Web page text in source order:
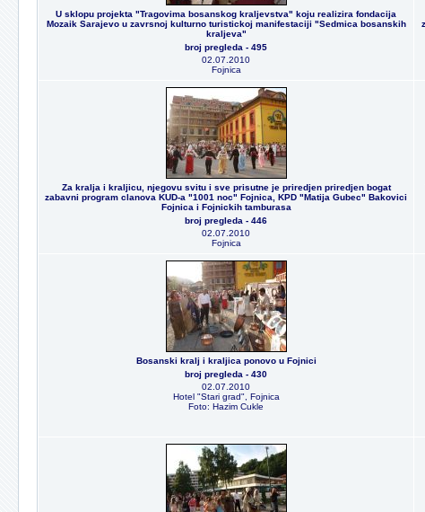
U sklopu projekta "Tragovima bosanskog kraljevstva" koju realizira fondacija
Mozaik Sarajevo u zavrsnoj kulturno turistickoj manifestaciji "Sedmica bosanskih
kraljeva"
broj pregleda - 495
02.07.2010
Fojnica
Za kralja i kraljicu, njegovu svitu i sve prisutne je priredjen priredjen bogat
zabavni program clanova KUD-a "1001 noc" Fojnica, KPD "Matija Gubec" Bakovici
Fojnica i Fojnickih tamburasa
broj pregleda - 446
02.07.2010
Fojnica
Bosanski kralj i kraljica ponovo u Fojnici
broj pregleda - 430
02.07.2010
Hotel "Stari grad", Fojnica
Foto: Hazim Cukle